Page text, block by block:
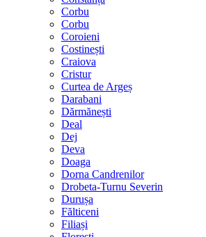
Corbu
Corbu
Coroieni
Costinești
Craiova
Cristur
Curtea de Argeș
Darabani
Dărmănești
Deal
Dej
Deva
Doaga
Dorna Candrenilor
Drobeta-Turnu Severin
Durușa
Fălticeni
Filiași